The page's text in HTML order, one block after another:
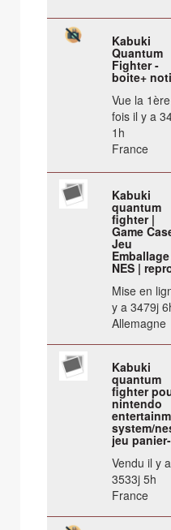
Kabuki
Quantum
Fighter -
boite+
Vue la 1ère
fois il y a
1h
France
Kabuki
quantum
fighter |
Game
Jeu
NES |
Mise en
y a 3479j
Allemagne
Kabuki
quantum
fighter
nintendo
system/
jeu
Vendu il y a
3533j 5h
France